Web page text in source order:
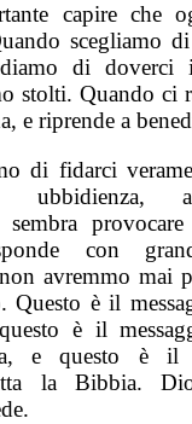
capire che
scegliamo
di doverci
stolti. Quando ci
e riprende a
di fidarci
ubbidienza,
sembra
con
avremmo mai
Questo è il
è il
e questo è il
la Bibbia.